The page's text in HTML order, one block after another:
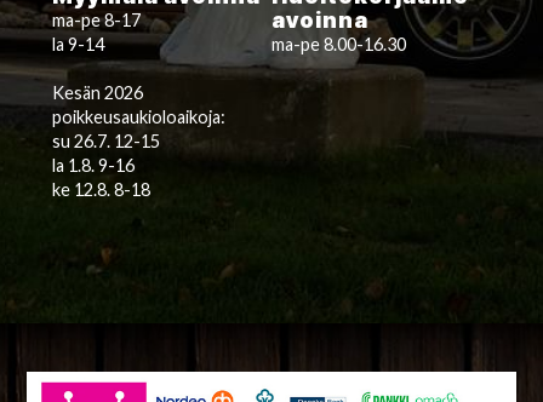
ma-pe 8-17
la 9-14
Kesän 2026
poikkeusaukioloaikoja:
su 26.7. 12-15
la 1.8. 9-16
ke 12.8. 8-18
avoinna
ma-pe 8.00-16.30